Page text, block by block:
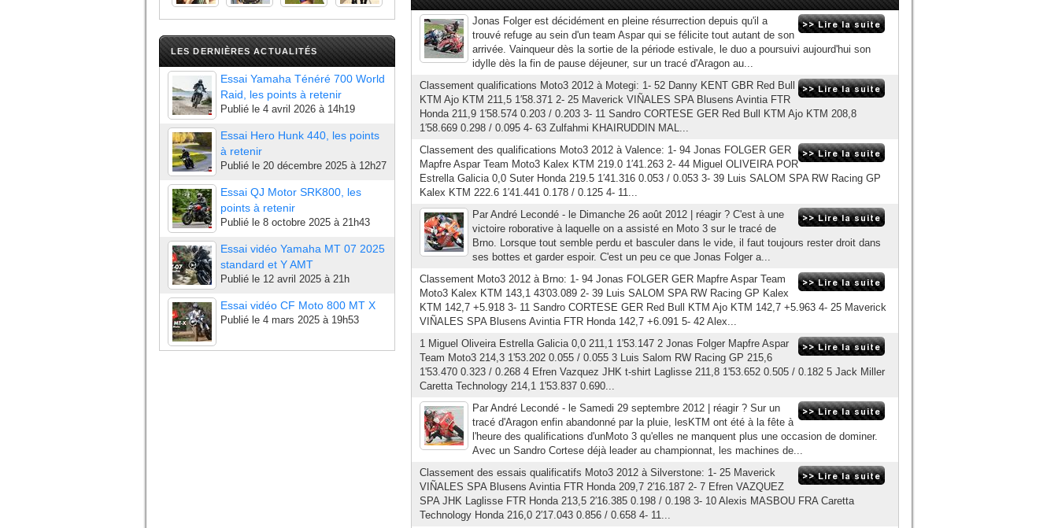
LES DERNIÈRES ACTUALITÉS
Essai Yamaha Ténéré 700 World
Raid, les points à retenir
Publié le 4 avril 2026 à 14h19
Essai Hero Hunk 440, les points
à retenir
Publié le 20 décembre 2025 à 12h27
Essai QJ Motor SRK800, les
points à retenir
Publié le 8 octobre 2025 à 21h43
Essai vidéo Yamaha MT 07 2025
standard et Y AMT
Publié le 12 avril 2025 à 21h
Essai vidéo CF Moto 800 MT X
Publié le 4 mars 2025 à 19h53
Jonas Folger est décidément en pleine résurrection depuis qu'il a
trouvé refuge au sein d'un team Aspar qui se félicite tout autant de son
arrivée. Vainqueur dès la sortie de la période estivale, le duo a poursuivi aujourd'hui son
idylle dès la fin de pause déjeuner, sur un tracé d'Aragon au...
Classement qualifications Moto3 2012 à Motegi: 1- 52 Danny KENT GBR Red Bull
KTM Ajo KTM 211,5 1′58.371 2- 25 Maverick VIÑALES SPA Blusens Avintia FTR
Honda 211,9 1′58.574 0.203 / 0.203 3- 11 Sandro CORTESE GER Red Bull KTM Ajo KTM 208,8
1′58.669 0.298 / 0.095 4- 63 Zulfahmi KHAIRUDDIN MAL...
Classement des qualifications Moto3 2012 à Valence: 1- 94 Jonas FOLGER GER
Mapfre Aspar Team Moto3 Kalex KTM 219.0 1′41.263 2- 44 Miguel OLIVEIRA POR
Estrella Galicia 0,0 Suter Honda 219.5 1′41.316 0.053 / 0.053 3- 39 Luis SALOM SPA RW Racing GP
Kalex KTM 222.6 1′41.441 0.178 / 0.125 4- 11...
Par André Lecondé - le Dimanche 26 août 2012 | réagir ? C'est à une
victoire roborative à laquelle on a assisté en Moto 3 sur le tracé de
Brno. Lorsque tout semble perdu et basculer dans le vide, il faut toujours rester droit dans
ses bottes et garder espoir. C'est un peu ce que Jonas Folger a...
Classement Moto3 2012 à Brno: 1- 94 Jonas FOLGER GER Mapfre Aspar Team
Moto3 Kalex KTM 143,1 43′03.089 2- 39 Luis SALOM SPA RW Racing GP Kalex
KTM 142,7 +5.918 3- 11 Sandro CORTESE GER Red Bull KTM Ajo KTM 142,7 +5.963 4- 25 Maverick
VIÑALES SPA Blusens Avintia FTR Honda 142,7 +6.091 5- 42 Alex...
1 Miguel Oliveira Estrella Galicia 0,0 211,1 1'53.147 2 Jonas Folger Mapfre Aspar
Team Moto3 214,3 1'53.202 0.055 / 0.055 3 Luis Salom RW Racing GP 215,6
1'53.470 0.323 / 0.268 4 Efren Vazquez JHK t-shirt Laglisse 211,8 1'53.652 0.505 / 0.182 5 Jack Miller
Caretta Technology 214,1 1'53.837 0.690...
Par André Lecondé - le Samedi 29 septembre 2012 | réagir ? Sur un
tracé d'Aragon enfin abandonné par la pluie, lesKTM ont été à la fête à
l'heure des qualifications d'unMoto 3 qu'elles ne manquent plus une occasion de dominer.
Avec un Sandro Cortese déjà leader au championnat, les machines de...
Classement des essais qualificatifs Moto3 2012 à Silverstone: 1- 25 Maverick
VIÑALES SPA Blusens Avintia FTR Honda 209,7 2′16.187 2- 7 Efren VAZQUEZ
SPA JHK Laglisse FTR Honda 213,5 2′16.385 0.198 / 0.198 3- 10 Alexis MASBOU FRA Caretta
Technology Honda 216,0 2′17.043 0.856 / 0.658 4- 11...